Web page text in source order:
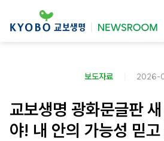
보도자료 2026-
교보생명 광화문글판
야! 내 안의 가능성 믿